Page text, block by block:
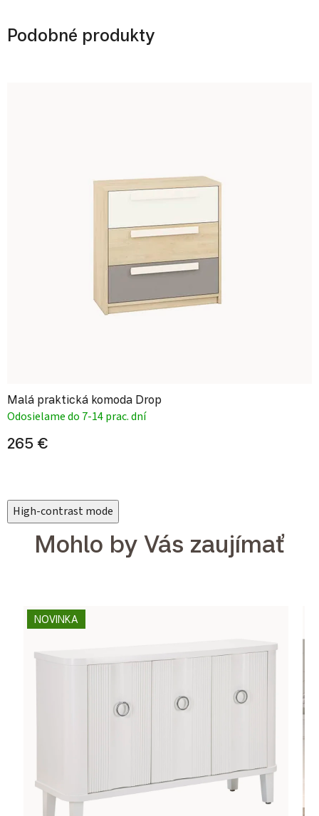
Podobné produkty
Malá praktická komoda Drop
Odosielame do 7-14 prac. dní
265 €
High-contrast mode
Mohlo by Vás zaujímať
NOVINKA